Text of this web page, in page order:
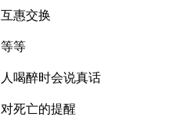
互惠交换
等等
人喝醉时会说真话
对死亡的提醒